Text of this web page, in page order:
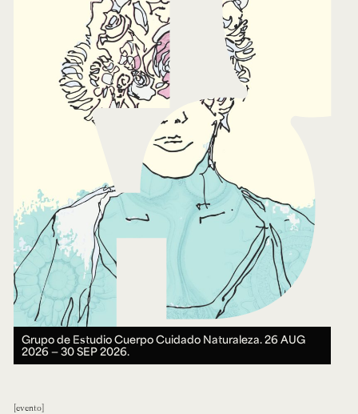
Grupo de Estudio Cuerpo Cuidado Naturaleza.26 AUG
2026 ― 30 SEP 2026.
evento